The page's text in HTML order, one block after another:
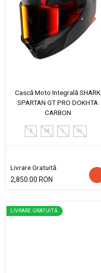
Cască Moto Integrală SHARK
SPARTAN GT PRO DOKHTA
CARBON
S M L XL
Livrare Gratuită
2,850.00 RON
LIVRARE GRATUITĂ